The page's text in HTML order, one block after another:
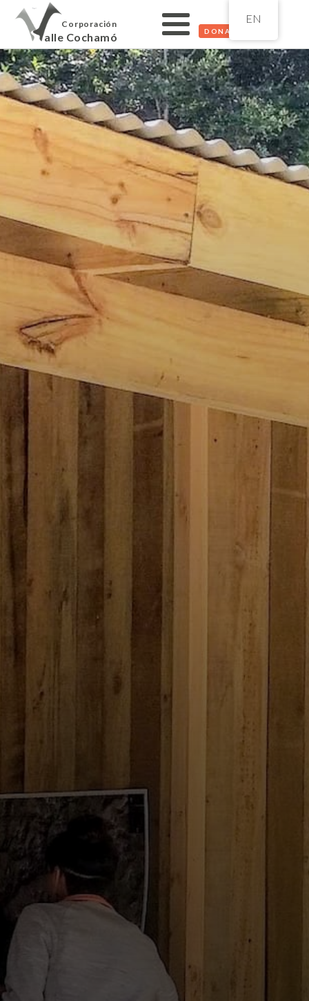
Corporación
alle Cochamó DONATE
EN